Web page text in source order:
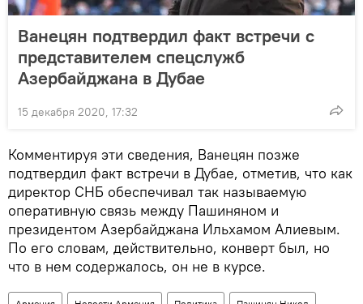
Ванецян подтвердил факт встречи с
представителем спецслужб
Азербайджана в Дубае
15 декабря 2020, 17:32
Комментируя эти сведения, Ванецян позже
подтвердил факт встречи в Дубае, отметив, что как
директор СНБ обеспечивал так называемую
оперативную связь между Пашиняном и
президентом Азербайджана Ильхамом Алиевым.
По его словам, действительно, конверт был, но
что в нем содержалось, он не в курсе.